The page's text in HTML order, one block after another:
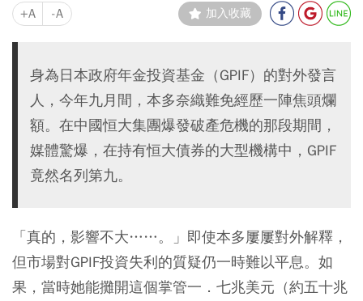
+A -A 加入收藏
身為日本政府年金投資基金（GPIF）的對外發言
人，今年九月間，本多奈織難免經歷一陣焦頭爛
額。在中國恒大集團爆發破產危機的那段期間，
媒體驚爆，在持有恒大債券的大型機構中，GPIF
竟然名列第九。
「真的，影響不大……。」即使本多屢屢對外解釋，
但市場對GPIF投資失利的質疑仍一時難以平息。如
果，當時她能攤開這個掌管一．七兆美元（約五十兆